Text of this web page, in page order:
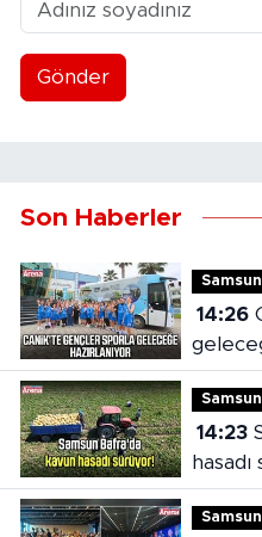
Gönder
Son Haberler
14:26Canik’te gençler sporla
14:23Samsun Bafra'da kavun